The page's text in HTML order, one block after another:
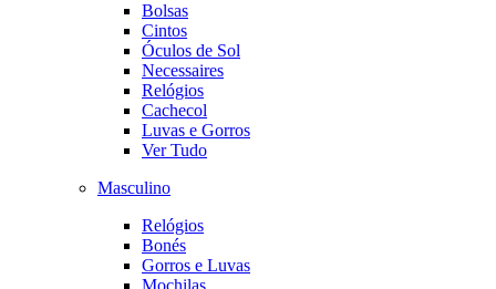
Bolsas
Cintos
Óculos de Sol
Necessaires
Relógios
Cachecol
Luvas e Gorros
Ver Tudo
Masculino
Relógios
Bonés
Gorros e Luvas